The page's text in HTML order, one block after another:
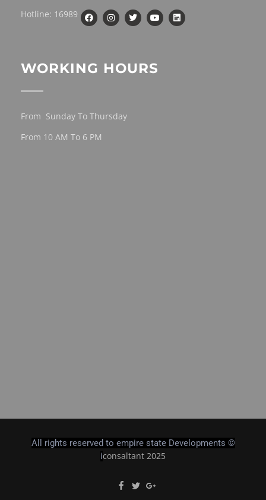
Hotline: 16989
WORKING HOURS
From Sunday To Thursday
From 10 AM To 6 PM
All rights reserved to empire state Developments ©
iconsaltant 2025